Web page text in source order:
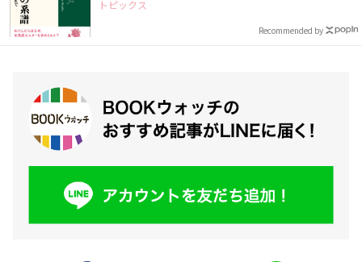
トピックス
Recommended by